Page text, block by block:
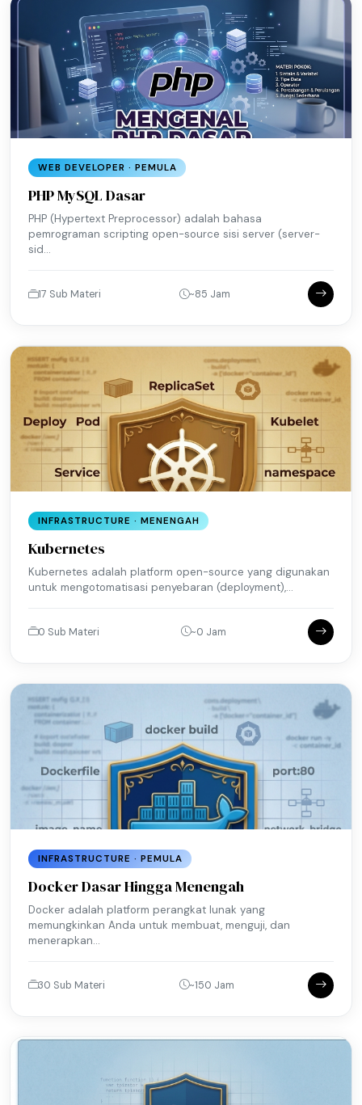
WEB DEVELOPER · PEMULA
PHP MySQL Dasar
PHP (Hypertext Preprocessor) adalah bahasa
pemrograman scripting open-source sisi server (server-
sid...
17 Sub Materi ~85 Jam
INFRASTRUCTURE · MENENGAH
Kubernetes
Kubernetes adalah platform open-source yang digunakan
untuk mengotomatisasi penyebaran (deployment),...
0 Sub Materi ~0 Jam
INFRASTRUCTURE · PEMULA
Docker Dasar Hingga Menengah
Docker adalah platform perangkat lunak yang
memungkinkan Anda untuk membuat, menguji, dan
menerapkan...
30 Sub Materi ~150 Jam